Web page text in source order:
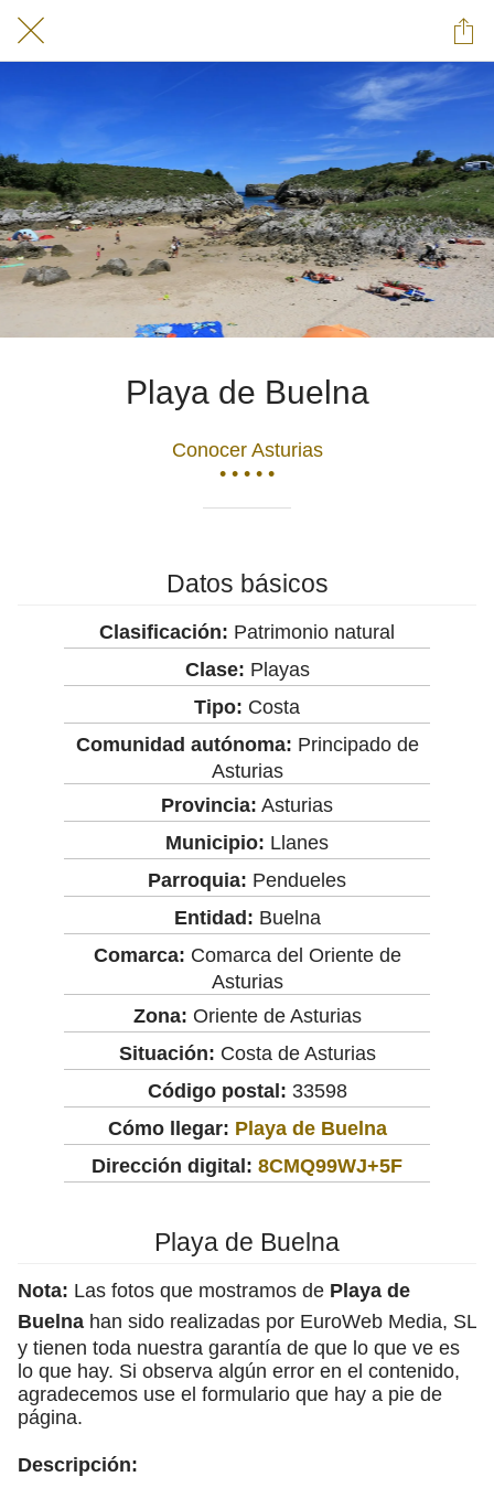
Playa de Buelna
Conocer Asturias
• • • • •
Datos básicos
Clasificación: Patrimonio natural
Clase: Playas
Tipo: Costa
Comunidad autónoma: Principado de
Asturias
Provincia: Asturias
Municipio: Llanes
Parroquia: Pendueles
Entidad: Buelna
Comarca: Comarca del Oriente de
Asturias
Zona: Oriente de Asturias
Situación: Costa de Asturias
Código postal: 33598
Cómo llegar: Playa de Buelna
Dirección digital: 8CMQ99WJ+5F
Playa de Buelna
Nota: Las fotos que mostramos de Playa de
Buelna han sido realizadas por EuroWeb Media, SL
y tienen toda nuestra garantía de que lo que ve es
lo que hay. Si observa algún error en el contenido,
agradecemos use el formulario que hay a pie de
página.
Descripción: